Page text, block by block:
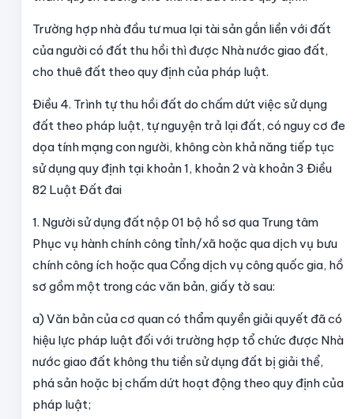
Trường hợp nhà đầu tư mua lại tài sản gắn liền với đất
của người có đất thu hồi thì được Nhà nước giao đất,
cho thuê đất theo quy định của pháp luật.
Điều 4. Trình tự thu hồi đất do chấm dứt việc sử dụng
đất theo pháp luật, tự nguyện trả lại đất, có nguy cơ đe
dọa tính mạng con người, không còn khả năng tiếp tục
sử dụng quy định tại khoản 1, khoản 2 và khoản 3 Điều
82 Luật Đất đai
1. Người sử dụng đất nộp 01 bộ hồ sơ qua Trung tâm
Phục vụ hành chính công tỉnh/xã hoặc qua dịch vụ bưu
chính công ích hoặc qua Cổng dịch vụ công quốc gia, hồ
sơ gồm một trong các văn bản, giấy tờ sau:
a) Văn bản của cơ quan có thẩm quyền giải quyết đã có
hiệu lực pháp luật đối với trường hợp tổ chức được Nhà
nước giao đất không thu tiền sử dụng đất bị giải thể,
phá sản hoặc bị chấm dứt hoạt động theo quy định của
pháp luật;